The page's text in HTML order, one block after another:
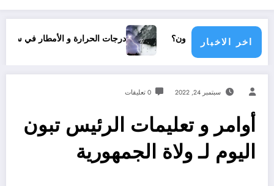
اخر الاخبار
دولي يناشدون؟ درجات الحرارة و الأمطار في سبتمبر 2026 في الجزائر
سبتمبر 24, 2022 0 تعليقات
أوامر و تعليمات الرئيس تبون
اليوم لـ ولاة الجمهورية